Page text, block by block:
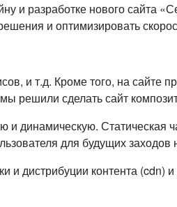
и разработке нового сайта
и оптимизировать
и т.д. Кроме того, на сайте
решили сделать сайт
динамическую. Статическая
для будущих заходов
и дистрибуции контента